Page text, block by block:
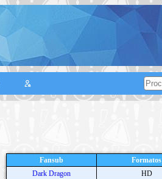
Fansub Formatos
Dark Dragon
HD